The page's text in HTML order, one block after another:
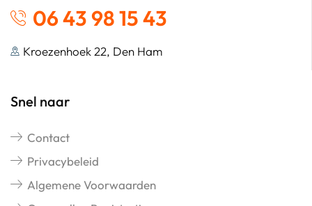
06 43 98 15 43
Kroezenhoek 22, Den Ham
Snel naar
Contact
Privacybeleid
Algemene Voorwaarden